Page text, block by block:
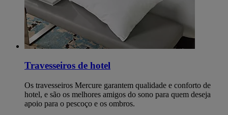
Travesseiros de hotel
Os travesseiros Mercure garantem qualidade e conforto de
hotel, e são os melhores amigos do sono para quem deseja
apoio para o pescoço e os ombros.